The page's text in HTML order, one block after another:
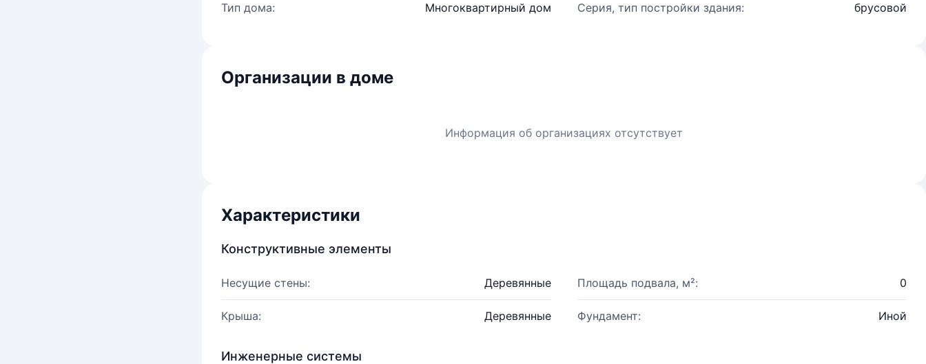
Тип дома: Многоквартирный дом Серия, тип постройки здания: брусовой
Организации в доме
Информация об организациях отсутствует
Характеристики
Конструктивные элементы
Несущие стены: Деревянные Площадь подвала, м²: 0
Крыша: Деревянные Фундамент: Иной
Инженерные системы